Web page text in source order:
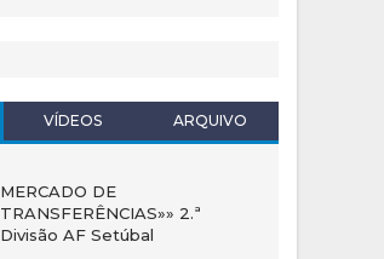
VÍDEOS ARQUIVO
MERCADO DE
TRANSFERÊNCIAS»» 2.ª
Divisão AF Setúbal